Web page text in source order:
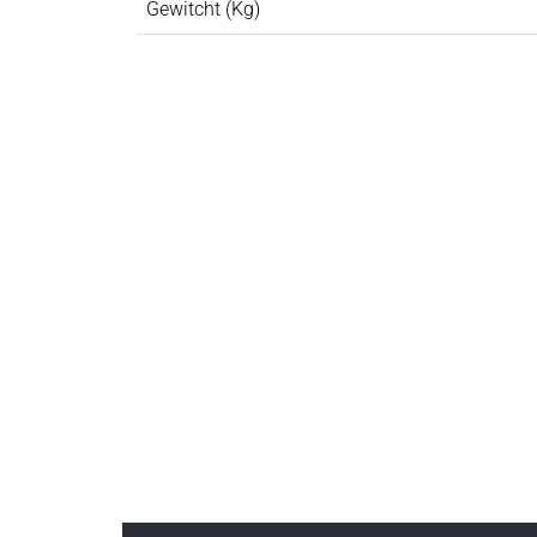
Gewitcht (Kg)